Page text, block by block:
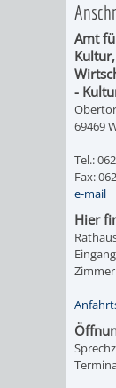
Amt
-
69469
Tel.:
Fax:
e-mail
Hier
Zimmer